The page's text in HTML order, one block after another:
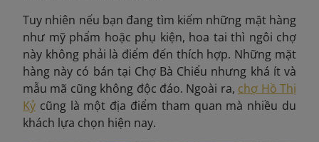
Tuy nhiên nếu bạn đang tìm kiếm những mặt hàng
như mỹ phẩm hoặc phụ kiện, hoa tai thì ngôi chợ
này không phải là điểm đến thích hợp. Những mặt
hàng này có bán tại Chợ Bà Chiểu nhưng khá ít và
mẫu mã cũng không độc đáo. Ngoài ra, chợ Hồ Thị
Kỷ cũng là một địa điểm tham quan mà nhiều du
khách lựa chọn hiện nay.